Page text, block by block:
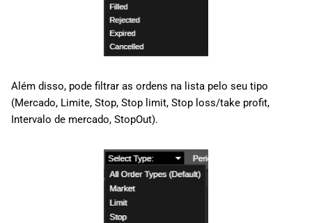
Além disso, pode filtrar as ordens na lista pelo seu tipo
(Mercado, Limite, Stop, Stop limit, Stop loss/take profit,
Intervalo de mercado, StopOut).